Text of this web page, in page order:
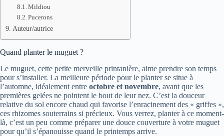
Mildiou
Pucerons
Auteur/autrice
Quand planter le muguet ?
Le muguet, cette petite merveille printanière, aime prendre son temps
pour s’installer. La meilleure période pour le planter se situe à
l’automne, idéalement entre octobre et novembre, avant que les
premières gelées ne pointent le bout de leur nez. C’est la douceur
relative du sol encore chaud qui favorise l’enracinement des « griffes »,
ces rhizomes souterrains si précieux. Vous verrez, planter à ce moment-
là, c’est un peu comme préparer une douce couverture à votre muguet
pour qu’il s’épanouisse quand le printemps arrive.